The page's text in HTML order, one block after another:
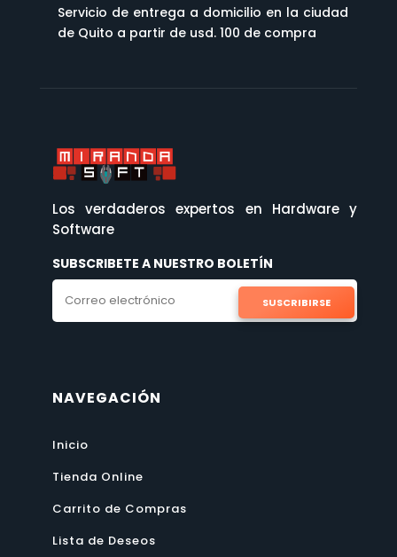
Servicio de entrega a domicilio en la ciudad
de Quito a partir de usd. 100 de compra
Los verdaderos expertos en Hardware y
Software
SUBSCRIBETE A NUESTRO BOLETÍN
SUSCRIBIRSE
NAVEGACIÓN
Inicio
Tienda Online
Carrito de Compras
Lista de Deseos